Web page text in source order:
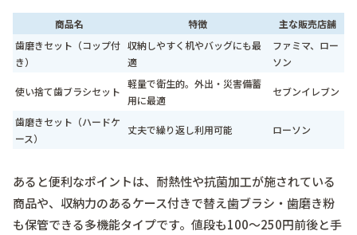
商品名 特徴
主な販売店舗
歯磨きセット（コップ付
き）
収納しやすく机やバッグにも最
適
ファミマ、ロー
ソン
使い捨て歯ブラシセット
軽量で衛生的。外出・災害備蓄
用に最適
セブンイレブン
歯磨きセット（ハードケ
ース）
丈夫で繰り返し利用可能 ローソン
あると便利なポイントは、 耐熱性や抗菌加工が施されている
商品や、収納力のあるケース付きで替え歯ブラシ・歯磨き粉
も保管できる多機能タイプです。値段も100～250円前後と手